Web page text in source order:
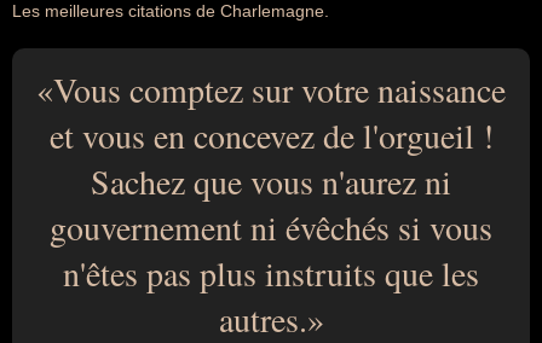
Les meilleures citations de Charlemagne.
Vous comptez sur votre naissance
et vous en concevez de l'orgueil !
Sachez que vous n'aurez ni
gouvernement ni évêchés si vous
n'êtes pas plus instruits que les
autres.